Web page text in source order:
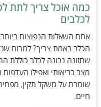
כמה אוכל צריך לתת
לכלבים
אחת השאלות הנפוצות
הכלב באמת צריך? למרות
שתזונה נכונה לכלב כוללת
מצב בריאותי ואפילו
שומרת על משקל תקין,
חיים.